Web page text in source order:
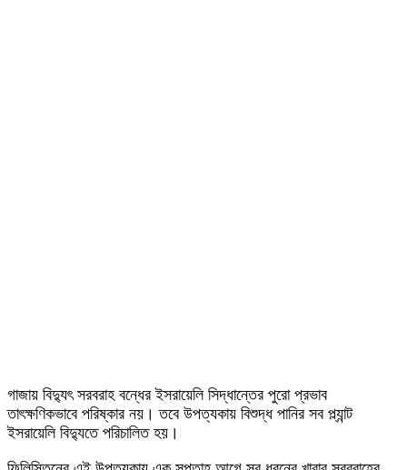
গাজায় বিদ্যুৎ সরবরাহ বন্ধের ইসরায়েলি সিদ্ধান্তের পুরো প্রভাব
তাৎক্ষণিকভাবে পরিষ্কার নয়। তবে উপত্যকায় বিশুদ্ধ পানির সব প্ল্যান্ট
ইসরায়েলি বিদ্যুতে পরিচালিত হয়।